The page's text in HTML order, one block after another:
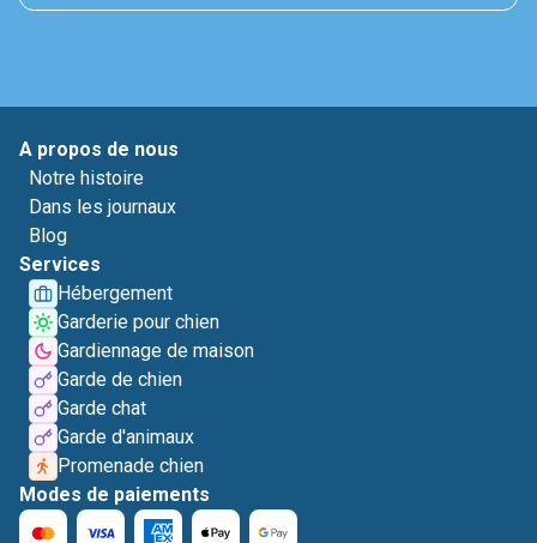
A propos de nous
Notre histoire
Dans les journaux
Blog
Services
Hébergement
Garderie pour chien
Gardiennage de maison
Garde de chien
Garde chat
Garde d'animaux
Promenade chien
Modes de paiements